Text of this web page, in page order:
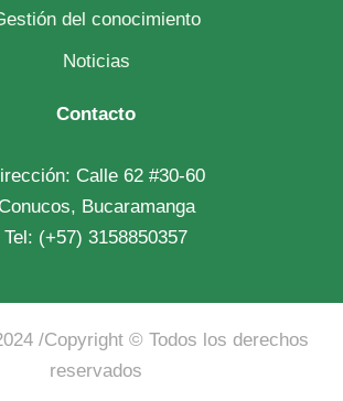
del conocimiento
Noticias
Contacto
Calle 62 #30-60
Conucos, Bucaramanga
Tel: (+57) 3158850357
/Copyright © Todos los derechos
reservados